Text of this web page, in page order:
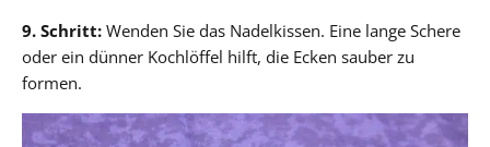
9. Schritt: Wenden Sie das Nadelkissen. Eine lange Schere
oder ein dünner Kochlöffel hilft, die Ecken sauber zu
formen.